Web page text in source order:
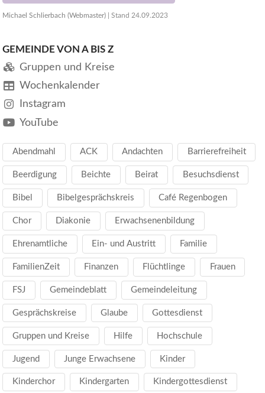
Michael Schlierbach (Webmaster) | Stand 24.09.2023
GEMEINDE VON A BIS Z
Gruppen und Kreise
Wochenkalender
Instagram
YouTube
Abendmahl ACK Andachten Barrierefreiheit
Beerdigung Beichte Beirat Besuchsdienst
Bibel Bibelgesprächskreis Café Regenbogen
Chor Diakonie Erwachsenenbildung
Ehrenamtliche Ein- und Austritt Familie
FamilienZeit Finanzen Flüchtlinge Frauen
FSJ Gemeindeblatt Gemeindeleitung
Gesprächskreise Glaube Gottesdienst
Gruppen und Kreise Hilfe Hochschule
Jugend Junge Erwachsene Kinder
Kinderchor Kindergarten Kindergottesdienst